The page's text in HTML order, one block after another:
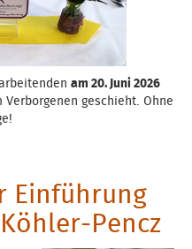
am 20. Juni 2026
geschieht. Ohne
Einführung
Pencz